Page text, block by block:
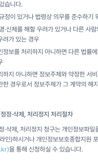
습니다.
정이 있거나 법령상 의무를 준수하기
·신체를 해할 우려가 있거나 다른 사
려가 있는 경우
정보를 처리하지 아니하면 다른 법률
하지 아니하면 정보주체와 약정한 서
한 경우로서 정보주체가 그 계약의 해
정·삭제, 처리정지 처리절차
·삭제, 처리정지 청구는 개인정보파일
인)하시거나 개인정보보호종합지원
을 통해 신청하실 수 있습니다.